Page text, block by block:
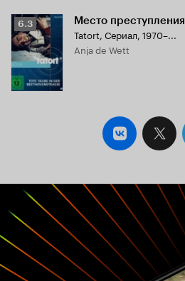
Рейтинг
Кинопоиска
6.3
6.3 Место преступления
Tatort, Сериал, 1970–...
Anja de Wett